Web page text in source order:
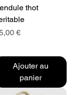
thot
€
Ajouter au
panier